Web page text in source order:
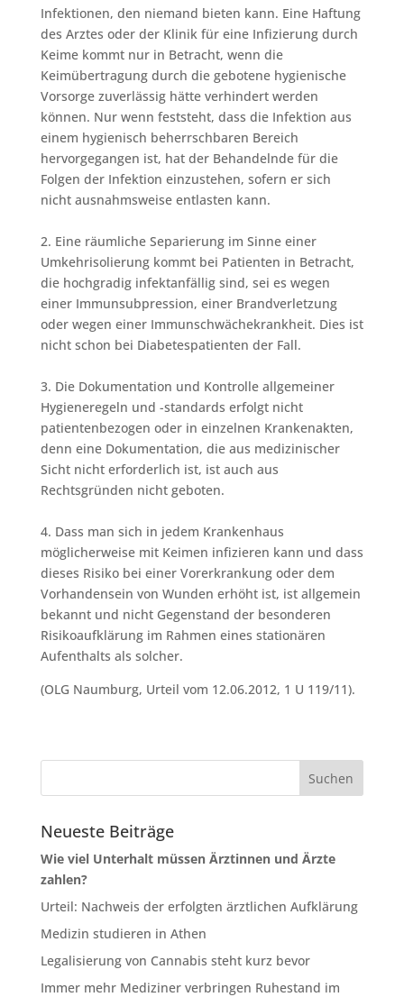
Infektionen, den niemand bieten kann. Eine Haftung
des Arztes oder der Klinik für eine Infizierung durch
Keime kommt nur in Betracht, wenn die
Keimübertragung durch die gebotene hygienische
Vorsorge zuverlässig hätte verhindert werden
können. Nur wenn feststeht, dass die Infektion aus
einem hygienisch beherrschbaren Bereich
hervorgegangen ist, hat der Behandelnde für die
Folgen der Infektion einzustehen, sofern er sich
nicht ausnahmsweise entlasten kann.
2. Eine räumliche Separierung im Sinne einer
Umkehrisolierung kommt bei Patienten in Betracht,
die hochgradig infektanfällig sind, sei es wegen
einer Immunsubpression, einer Brandverletzung
oder wegen einer Immunschwächekrankheit. Dies ist
nicht schon bei Diabetespatienten der Fall.
3. Die Dokumentation und Kontrolle allgemeiner
Hygieneregeln und -standards erfolgt nicht
patientenbezogen oder in einzelnen Krankenakten,
denn eine Dokumentation, die aus medizinischer
Sicht nicht erforderlich ist, ist auch aus
Rechtsgründen nicht geboten.
4. Dass man sich in jedem Krankenhaus
möglicherweise mit Keimen infizieren kann und dass
dieses Risiko bei einer Vorerkrankung oder dem
Vorhandensein von Wunden erhöht ist, ist allgemein
bekannt und nicht Gegenstand der besonderen
Risikoaufklärung im Rahmen eines stationären
Aufenthalts als solcher.
(OLG Naumburg, Urteil vom 12.06.2012, 1 U 119/11).
Neueste Beiträge
Wie viel Unterhalt müssen Ärztinnen und Ärzte
zahlen?
Urteil: Nachweis der erfolgten ärztlichen Aufklärung
Medizin studieren in Athen
Legalisierung von Cannabis steht kurz bevor
Immer mehr Mediziner verbringen Ruhestand im